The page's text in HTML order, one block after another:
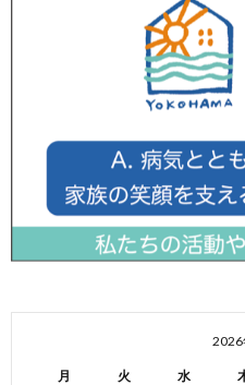
2026
月 火 水